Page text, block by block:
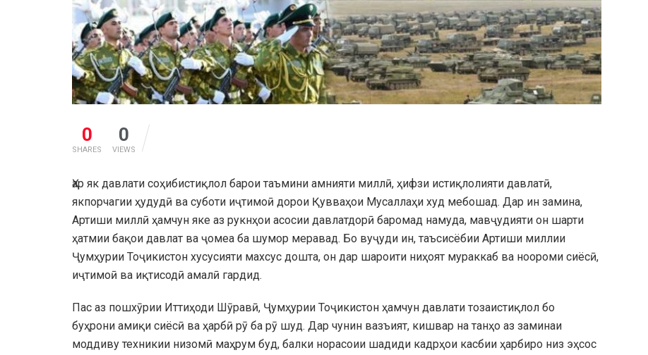
0
SHARES
0
VIEWS
Ҳар як давлати соҳибистиқлол барои таъмини амнияти миллӣ, ҳифзи истиқлолияти давлатӣ,
якпорчагии ҳудудӣ ва суботи иҷтимоӣ дорои Қувваҳои Мусаллаҳи худ мебошад. Дар ин замина,
Артиши миллӣ ҳамчун яке аз рукнҳои асосии давлатдорӣ баромад намуда, мавҷудияти он шарти
ҳатмии бақои давлат ва ҷомеа ба шумор меравад. Бо вуҷуди ин, таъсисёбии Артиши миллии
Ҷумҳурии Тоҷикистон хусусияти махсус дошта, он дар шароити ниҳоят мураккаб ва ноороми сиёсӣ,
иҷтимоӣ ва иқтисодӣ амалӣ гардид.
Пас аз пошхӯрии Иттиҳоди Шӯравӣ, Ҷумҳурии Тоҷикистон ҳамчун давлати тозаистиқлол бо
буҳрони амиқи сиёсӣ ва ҳарбӣ рӯ ба рӯ шуд. Дар чунин вазъият, кишвар на танҳо аз заминаи
моддиву техникии низомӣ маҳрум буд, балки норасоии шадиди кадрҳои касбии ҳарбиро низ эҳсос